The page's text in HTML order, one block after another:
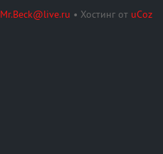
Mr.Beck@live.ru • Хостинг от uCoz